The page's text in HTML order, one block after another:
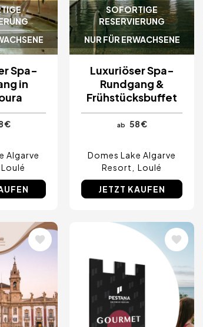
Spa-
in
€
Algarve
Loulé
SOFORTIGE
RESERVIERUNG
NUR FÜR ERWACHSENE
Luxuriöser Spa-
Rundgang &
Frühstücksbuffet
ab 58 €
Domes Lake Algarve
Resort
Loulé
JETZT KAUFEN